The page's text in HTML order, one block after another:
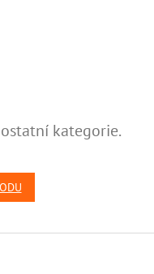
kategorie.